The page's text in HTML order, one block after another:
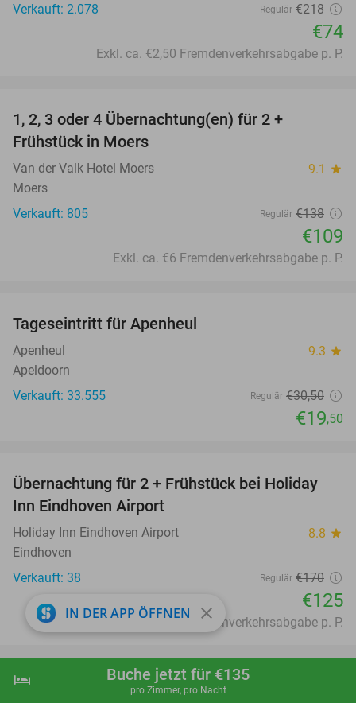
shopping_cart Jetzt buchen
hotel Buche jetzt für €135
pro Zimmer, pro Nacht
Verkauft: 2.078
Regulär €218
€74
Exkl. ca. €2,50 Fremdenverkehrsabgabe p. P.
1, 2, 3 oder 4 Übernachtung(en) für 2 +
Frühstück in Moers
Van der Valk Hotel Moers 9.1 star
Moers
Verkauft: 805
Regulär €138
€109
Exkl. ca. €6 Fremdenverkehrsabgabe p. P.
Tageseintritt für Apenheul
Apenheul 9.3 star
Apeldoorn
Verkauft: 33.555
Regulär €30,50
€19,50
26%
Übernachtung für 2 + Frühstück bei Holiday
Inn Eindhoven Airport
Holiday Inn Eindhoven Airport 8.8 star
Eindhoven
Verkauft: 38
Regulär €170
€125
Exkl. ca. €5,25 Fremdenverkehrsabgabe p. P.
Übernachtung für 2 + Frühstück in Hildesheim
IN DER APP ÖFFNEN close